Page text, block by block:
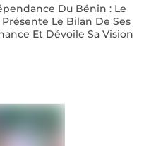
Du Bénin : Le
Le Bilan De Ses
Et Dévoile Sa Vision